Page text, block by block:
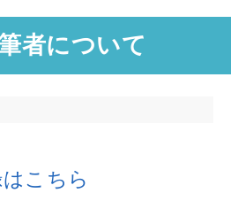
者について
こちら